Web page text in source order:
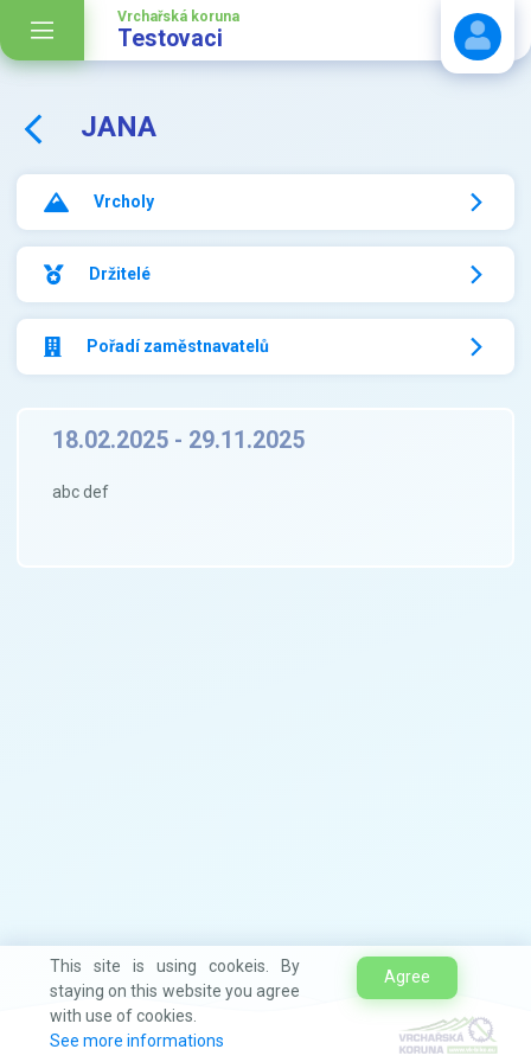
Vrchařská koruna
Testovaci
JANA
Vrcholy
Držitelé
Pořadí zaměstnavatelů
18.02.2025 - 29.11.2025
abc def
This site is using cookeis. By
staying on this website you agree
with use of cookies.
See more informations
Agree